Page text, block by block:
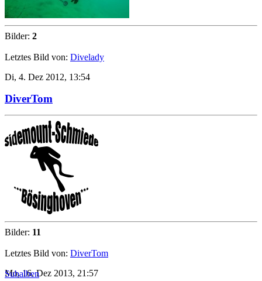
Bilder: 2
Letztes Bild von: Divelady
Di, 4. Dez 2012, 13:54
DiverTom
Bilder: 11
Letztes Bild von: DiverTom
Mo, 16. Dez 2013, 21:57
Subalben